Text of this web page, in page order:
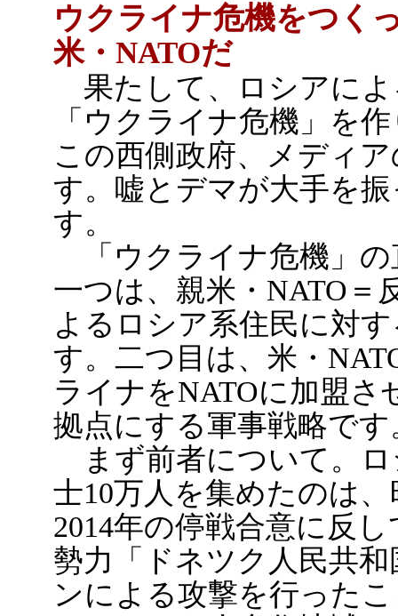
ウクライナ危機をつく
米・NATOだ
果たして、ロシアに
「ウクライナ危機」を
この西側政府、メディ
す。嘘とデマが大手を
す。
「ウクライナ危機」の
一つは、親米・NATO＝
よるロシア系住民に対
す。二つ目は、米・
ライナをNATOに加盟さ
拠点にする軍事戦略です
まず前者について。ロ
士10万人を集めたのは
2014年の停戦合意に反
勢力「ドネツク人民共
ンによる攻撃を行った